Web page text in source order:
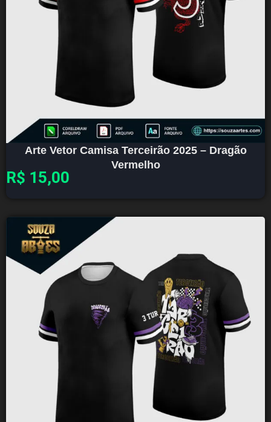
Arte Vetor Camisa Terceirão 2025 – Dragão
Vermelho
R$ 15,00